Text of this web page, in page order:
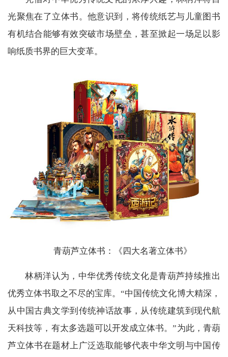
光聚焦在了立体书。他意识到，将传统纸艺与儿童图书
有机结合能够有效突破市场壁垒，甚至掀起一场足以影
响纸质书界的巨大变革。
青葫芦立体书：《四大名著立体书》
林柄洋认为，中华优秀传统文化是青葫芦持续推出
优秀立体书取之不尽的宝库。“中国传统文化博大精深，
从中国古典文学到传统神话故事，从传统建筑到现代航
天科技等，有太多选题可以开发成立体书。”为此，青葫
芦立体书在题材上广泛选取能够代表中华文明与中国传